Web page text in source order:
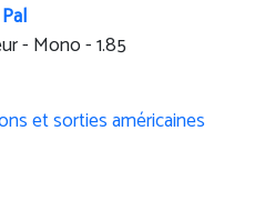
- Mono - 1.85